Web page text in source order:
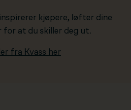
kjøpere, løfter dine
for at du skiller deg ut.
fra Kvass her